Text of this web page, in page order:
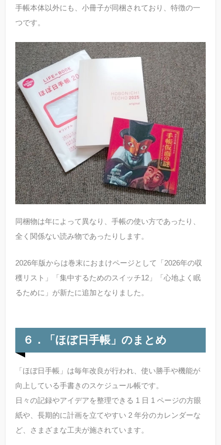
手帳本体以外にも、小冊子が同梱されており、特徴の一
つです。
同梱物は年によって異なり、手帳の使い方であったり、
全く関係ない読み物であったりします。
2026年版からは巻末におまけページとして「2026年の収
穫リスト」「集中するためのスイッチ12」「心地よく眠
るために」が新たに追加となりました。
６．「ほぼ日手帳」のまとめ
「ほぼ日手帳」は毎年改良が行われ、使い勝手や機能が
向上している手書きのスケジュール帳です。
日々の記録やアイデアを整理できる 1 日 1 ページの方眼
紙や、長期的に計画を立てやすい 2 年分のカレンダーな
ど、さまざまな工夫が施されています。